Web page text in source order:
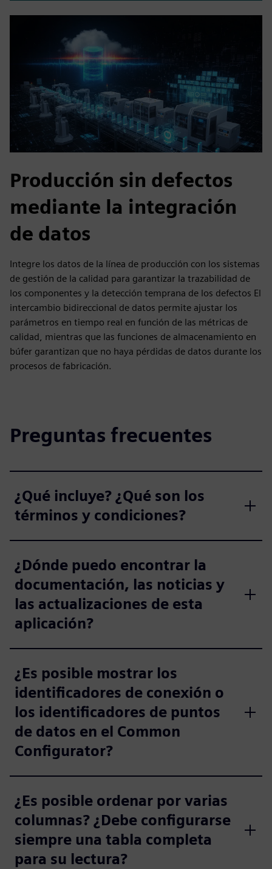
Producción sin defectos
mediante la integración
de datos
Integre los datos de la línea de producción con los sistemas
de gestión de la calidad para garantizar la trazabilidad de
los componentes y la detección temprana de los defectos El
intercambio bidireccional de datos permite ajustar los
parámetros en tiempo real en función de las métricas de
calidad, mientras que las funciones de almacenamiento en
búfer garantizan que no haya pérdidas de datos durante los
procesos de fabricación.
Preguntas frecuentes
¿Qué incluye? ¿Qué son los
términos y condiciones?
¿Dónde puedo encontrar la
documentación, las noticias y
las actualizaciones de esta
aplicación?
¿Es posible mostrar los
identificadores de conexión o
los identificadores de puntos
de datos en el Common
Configurator?
¿Es posible ordenar por varias
columnas? ¿Debe configurarse
siempre una tabla completa
para su lectura?